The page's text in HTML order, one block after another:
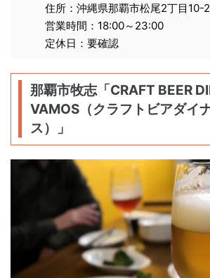
住所：沖縄県那覇市松尾2丁目10-
営業時間：18:00～23:00
定休日：要確認
那覇市牧志「CRAFT BEER
VAMOS（クラフトビアダイ
ス）」